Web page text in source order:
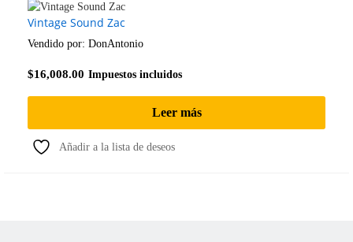
Vintage Sound Zac
Vendido por: DonAntonio
$16,008.00 Impuestos incluidos
Leer más
Añadir a la lista de deseos